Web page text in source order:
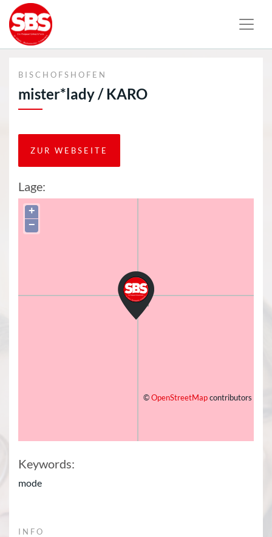
BISCHOFSHOFEN
mister*lady / KARO
ZUR WEBSEITE
Lage:
+
−
©OpenStreetMapcontributors
Keywords:
mode
INFO